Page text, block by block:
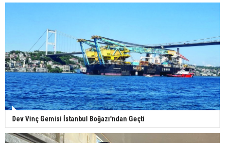
Dev Vinç Gemisi İstanbul Boğazı'ndan Geçti